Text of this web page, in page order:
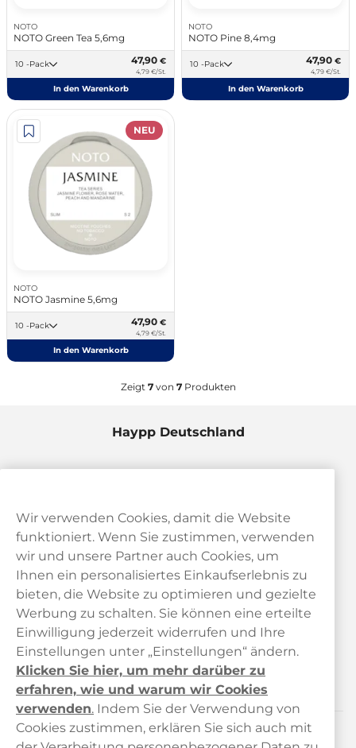
NOTO
NOTO Green Tea 5,6mg
10 -Pack 47,90 €
4,79 €/St.
In den Warenkorb
NOTO
NOTO Pine 8,4mg
10 -Pack 47,90 €
4,79 €/St.
In den Warenkorb
NEU
NOTO
NOTO Jasmine 5,6mg
10 -Pack 47,90 €
4,79 €/St.
In den Warenkorb
Zeigt 7von 7 Produkten
Haypp Deutschland
Kundendienst
Links
Über uns
Wir verwenden Cookies, damit die Website
funktioniert. Wenn Sie zustimmen, verwenden
wir und unsere Partner auch Cookies, um
Ihnen ein personalisiertes Einkaufserlebnis zu
bieten, die Website zu optimieren und gezielte
Werbung zu schalten. Sie können eine erteilte
Einwilligung jederzeit widerrufen und Ihre
Einstellungen unter „Einstellungen“ ändern.
Klicken Sie hier, um mehr darüber zu
erfahren, wie und warum wir Cookies
verwenden. Indem Sie der Verwendung von
Cookies zustimmen, erklären Sie sich auch mit